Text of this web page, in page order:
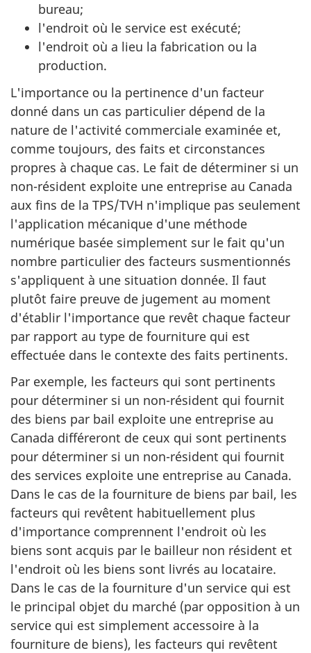
bureau;
l'endroit où le service est exécuté;
l'endroit où a lieu la fabrication ou la
production.
L'importance ou la pertinence d'un facteur
donné dans un cas particulier dépend de la
nature de l'activité commerciale examinée et,
comme toujours, des faits et circonstances
propres à chaque cas. Le fait de déterminer si un
non-résident exploite une entreprise au Canada
aux fins de la TPS/TVH n'implique pas seulement
l'application mécanique d'une méthode
numérique basée simplement sur le fait qu'un
nombre particulier des facteurs susmentionnés
s'appliquent à une situation donnée. Il faut
plutôt faire preuve de jugement au moment
d'établir l'importance que revêt chaque facteur
par rapport au type de fourniture qui est
effectuée dans le contexte des faits pertinents.
Par exemple, les facteurs qui sont pertinents
pour déterminer si un non-résident qui fournit
des biens par bail exploite une entreprise au
Canada différeront de ceux qui sont pertinents
pour déterminer si un non-résident qui fournit
des services exploite une entreprise au Canada.
Dans le cas de la fourniture de biens par bail, les
facteurs qui revêtent habituellement plus
d'importance comprennent l'endroit où les
biens sont acquis par le bailleur non résident et
l'endroit où les biens sont livrés au locataire.
Dans le cas de la fourniture d'un service qui est
le principal objet du marché (par opposition à un
service qui est simplement accessoire à la
fourniture de biens), les facteurs qui revêtent